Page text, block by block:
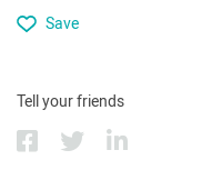
Save
Tell your friends